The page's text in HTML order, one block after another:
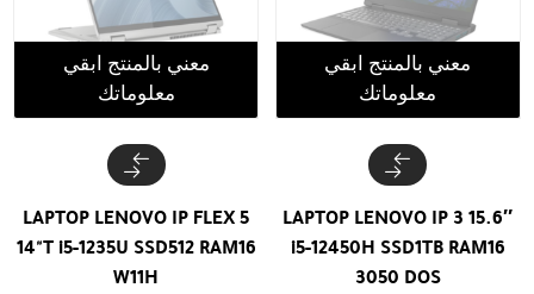
معني بالمنتج ابقي
معلوماتك
LAPTOP LENOVO IP 3 15.6″
i5-12450H SSD1TB RAM16
3050 DOS
معني بالمنتج ابقي
معلوماتك
LAPTOP LENOVO IP FLEX 5
14"T i5-1235U SSD512 RAM16
W11H